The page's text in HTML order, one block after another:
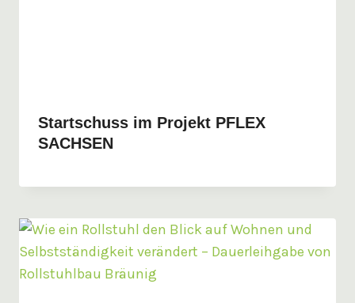
Startschuss im Projekt PFLEX
SACHSEN